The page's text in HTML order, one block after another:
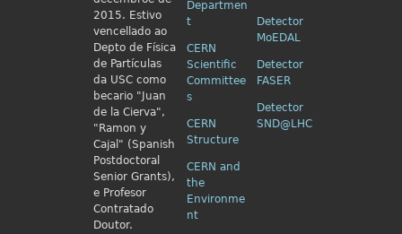
2015. Estivo
vencellado ao
Depto de Física
de Partículas
da USC como
becario "Juan
de la Cierva",
"Ramon y
Cajal" (Spanish
Postdoctoral
Senior Grants),
e Profesor
Contratado
Doutor.
Departmen
t
CERN
Scientific
Committee
s
CERN
Structure
CERN and
the
Environme
nt
Detector
MoEDAL
Detector
FASER
Detector
SND@LHC